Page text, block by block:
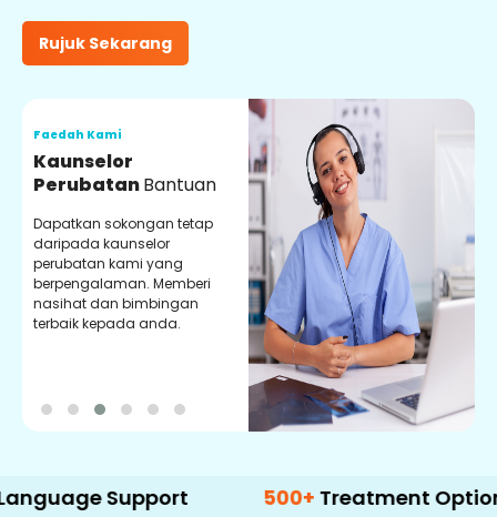
Rujuk Sekarang
Faedah Kami
Kaunselor
PerubatanBantuan
Dapatkan sokongan tetap
daripada kaunselor
perubatan kami yang
berpengalaman. Memberi
nasihat dan bimbingan
terbaik kepada anda.
Support 500+ Treatment Options